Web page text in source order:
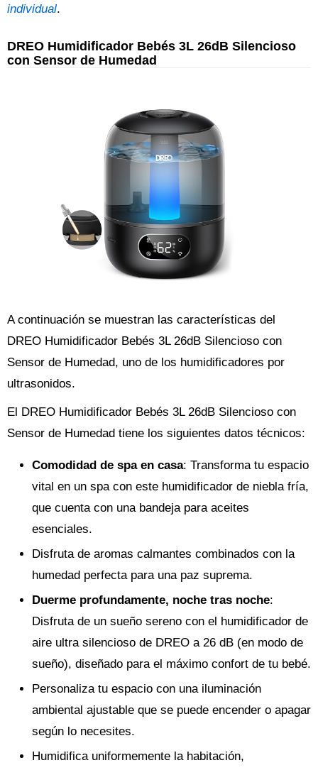
individual.
DREO Humidificador Bebés 3L 26dB Silencioso
con Sensor de Humedad
A continuación se muestran las características del
DREO Humidificador Bebés 3L 26dB Silencioso con
Sensor de Humedad, uno de los humidificadores por
ultrasonidos.
El DREO Humidificador Bebés 3L 26dB Silencioso con
Sensor de Humedad tiene los siguientes datos técnicos:
Comodidad de spa en casa: Transforma tu espacio
vital en un spa con este humidificador de niebla fría,
que cuenta con una bandeja para aceites
esenciales.
Disfruta de aromas calmantes combinados con la
humedad perfecta para una paz suprema.
Duerme profundamente, noche tras noche:
Disfruta de un sueño sereno con el humidificador de
aire ultra silencioso de DREO a 26 dB (en modo de
sueño), diseñado para el máximo confort de tu bebé.
Personaliza tu espacio con una iluminación
ambiental ajustable que se puede encender o apagar
según lo necesites.
Humidifica uniformemente la habitación,